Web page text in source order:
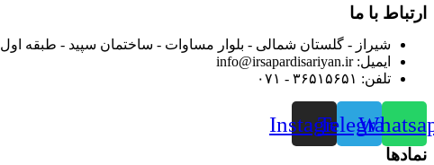
ارتباط با ما
شیراز - گلستان شمالی - بلوار مساوات - ساختمان سپید - طبقه اول
ایمیل: info@irsapardisariyan.ir
تلفن: ۳۶۵۱۵۶۵۱ - ۰۷۱
Telegram
Instagram
نمادها